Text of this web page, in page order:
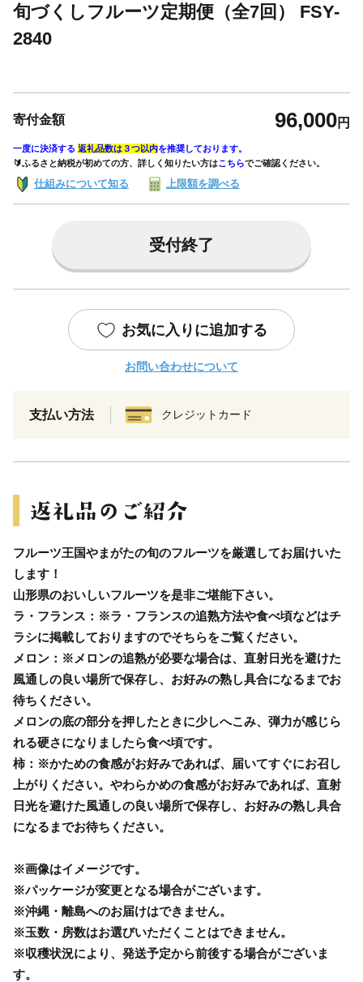
旬づくしフルーツ定期便（全7回） FSY-
2840
寄付金額 96,000円
一度に決済する 返礼品数は３つ以内を推奨しております。
🔰ふるさと納税が初めての方、詳しく知りたい方はこちらでご確認ください。
仕組みについて知る 上限額を調べる
受付終了
お気に入りに追加する
お問い合わせについて
支払い方法 クレジットカード
フルーツ王国やまがたの旬のフルーツを厳選してお届けいた
します！
山形県のおいしいフルーツを是非ご堪能下さい。
ラ・フランス：※ラ・フランスの追熟方法や食べ頃などはチ
ラシに掲載しておりますのでそちらをご覧ください。
メロン：※メロンの追熟が必要な場合は、直射日光を避けた
風通しの良い場所で保存し、お好みの熟し具合になるまでお
待ちください。
メロンの底の部分を押したときに少しへこみ、弾力が感じら
れる硬さになりましたら食べ頃です。
柿：※かための食感がお好みであれば、届いてすぐにお召し
上がりください。やわらかめの食感がお好みであれば、直射
日光を避けた風通しの良い場所で保存し、お好みの熟し具合
になるまでお待ちください。
※画像はイメージです。
※パッケージが変更となる場合がございます。
※沖縄・離島へのお届けはできません。
※玉数・房数はお選びいただくことはできません。
※収穫状況により、発送予定から前後する場合がございま
す。